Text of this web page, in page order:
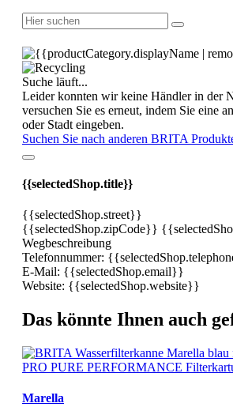
Suche läuft...
Leider konnten wir keine Händler in der
versuchen Sie es erneut, indem Sie eine
oder Stadt eingeben.
Suchen Sie nach anderen BRITA
{{selectedShop.title}}
{{selectedShop.street}}
{{selectedShop.zipCode}}
Wegbeschreibung
Telefonnummer:
E-Mail: {{selectedShop.email}}
Website: {{selectedShop.website}}
Das könnte Ihnen auch
Marella